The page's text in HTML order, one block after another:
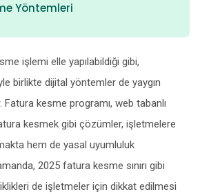
Yöntemleri
işlemi elle yapılabildiği gibi,
birlikte dijital yöntemler de yaygın
Fatura kesme programı, web tabanlı
kesmek gibi çözümler, işletmelere
hem de yasal uyumluluk
2025 fatura kesme sınırı gibi
de işletmeler için dikkat edilmesi